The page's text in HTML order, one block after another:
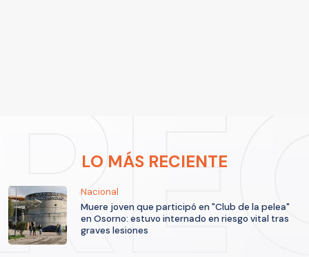
LO MÁS RECIENTE
Nacional
Muere joven que participó en "Club de la pelea"
en Osorno: estuvo internado en riesgo vital tras
graves lesiones